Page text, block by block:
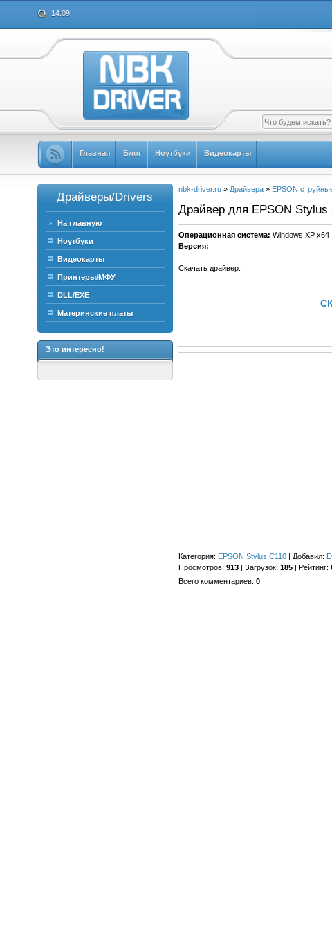
14:09
Главная Блог Ноутбуки Видеокарты
Драйверы/Drivers
На главную
Ноутбуки
Видеокарты
Принтеры/МФУ
DLL/EXE
Материнские платы
Это интересно!
nbk-driver.ru» Драйвера» EPSON
Драйвер для EPSON Stylus
Операционная система: Windows XP x64
Версия:
Скачать драйвер:
Категория: EPSON Stylus C110| Добавил:
Просмотров: 913| Загрузок: 185| Рейтинг:
Всего комментариев: 0